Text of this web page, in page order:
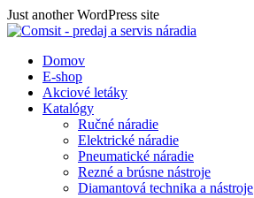
Skip
to
Just another WordPress site
Domov
E-shop
Akciové letáky
Katalógy
Ručné náradie
Elektrické náradie
Pneumatické náradie
Rezné a brúsne nástroje
Diamantová technika a nástroje